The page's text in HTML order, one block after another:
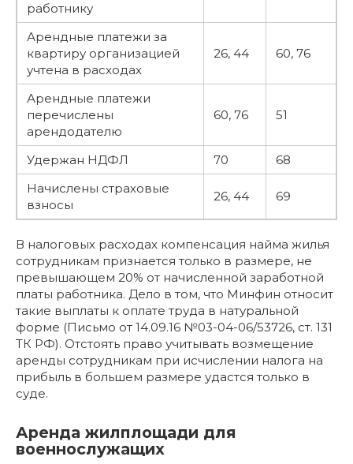
работнику
Арендные платежи за
квартиру организацией
учтена в расходах
26, 44 60, 76
Арендные платежи
перечислены
арендодателю
60, 76 51
Удержан НДФЛ 70
68
Начислены страховые
взносы
26, 44 69
В налоговых расходах компенсация найма жилья
сотрудникам признается только в размере, не
превышающем 20% от начисленной заработной
платы работника. Дело в том, что Минфин относит
такие выплаты к оплате труда в натуральной
форме (Письмо от 14.09.16 №03-04-06/53726, ст. 131
ТК РФ). Отстоять право учитывать возмещение
аренды сотрудникам при исчислении налога на
прибыль в большем размере удастся только в
суде.
Аренда жилплощади для
военнослужащих